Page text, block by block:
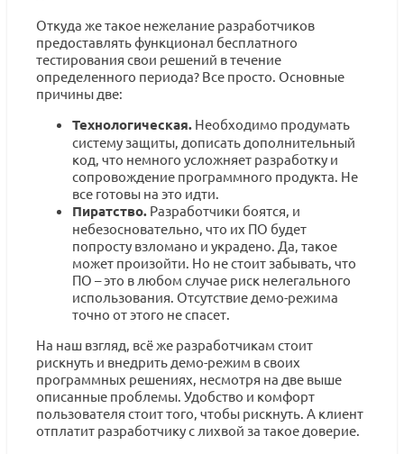
Откуда же такое нежелание разработчиков
предоставлять функционал бесплатного
тестирования свои решений в течение
определенного периода? Все просто. Основные
причины две:
Технологическая. Необходимо продумать
систему защиты, дописать дополнительный
код, что немного усложняет разработку и
сопровождение программного продукта. Не
все готовы на это идти.
Пиратство. Разработчики боятся, и
небезосновательно, что их ПО будет
попросту взломано и украдено. Да, такое
может произойти. Но не стоит забывать, что
ПО – это в любом случае риск нелегального
использования. Отсутствие демо-режима
точно от этого не спасет.
На наш взгляд, всё же разработчикам стоит
рискнуть и внедрить демо-режим в своих
программных решениях, несмотря на две выше
описанные проблемы. Удобство и комфорт
пользователя стоит того, чтобы рискнуть. А клиент
отплатит разработчику с лихвой за такое доверие.